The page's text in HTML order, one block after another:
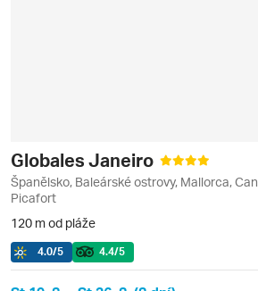
Globales Janeiro
Španělsko, Baleárské ostrovy, Mallorca, Can
Picafort
120 m od pláže
4.0/5 4.4/5